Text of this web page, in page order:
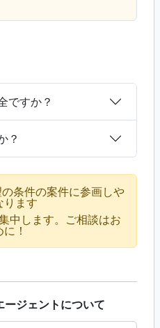
ですか？
？
条件の案件に参画しや
ります
中します。ご相談はお
に！
ージェントについて